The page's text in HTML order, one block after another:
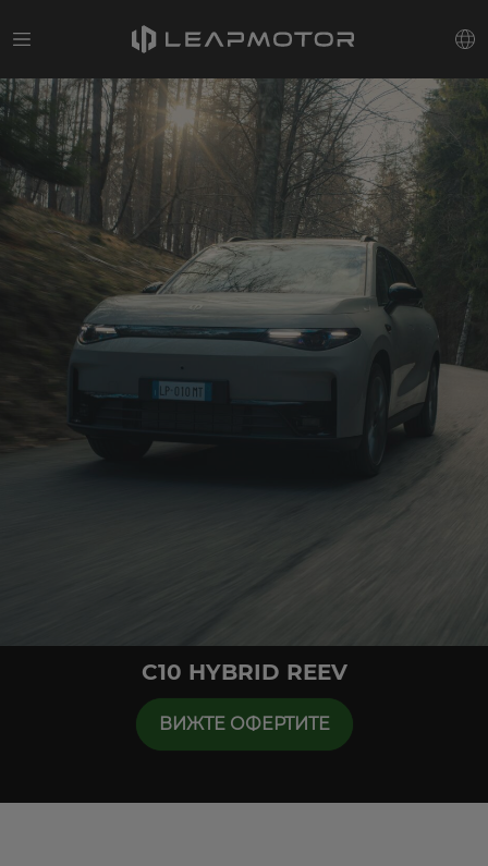
C10 HYBRID REEV
ВИЖТЕ ОФЕРТИТЕ